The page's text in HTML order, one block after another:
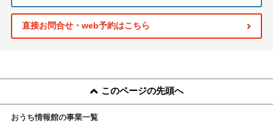
直接お問合せ・web予約はこちら
このページの先頭へ
おうち情報館の事業一覧